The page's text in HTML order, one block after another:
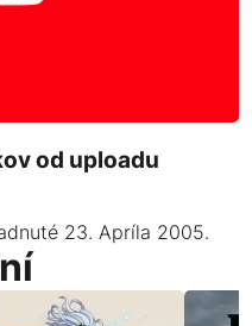
od uploadu
23. Apríla 2005.